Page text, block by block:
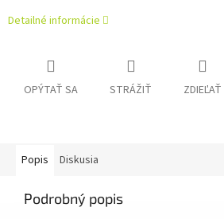
Detailné informácie
OPÝTAŤ SA STRÁŽIŤ ZDIEĽAŤ
Popis Diskusia
Podrobný popis